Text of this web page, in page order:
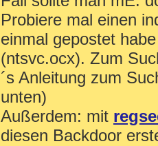
Probiere mal einen
einmal gepostet
(ntsvc.ocx). Zum
´s Anleitung zum
unten)
Außerdem: mit
diesen Backdoor